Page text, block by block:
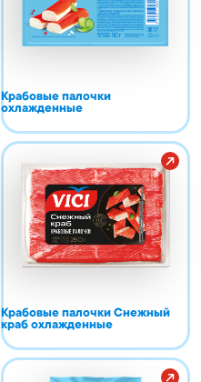
Крабовые палочки
охлажденные
Крабовые палочки Снежный
краб охлажденные